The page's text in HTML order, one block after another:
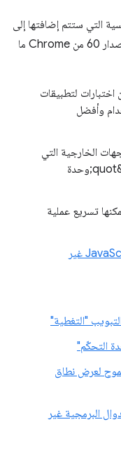
التي ستتم إضافتها إلى
&quot;أدوات مطوّري البرامج&quot; في الإصدار 60 من Chrome ما
لتطبيقات
وأفضل
الخارجية التي
تُرسِل طلبات إلى الشبكة، وتسجّل في &quot;وحدة
تسريع عملية
تصحيح الأخطاء بشكل متوقّع في JavaScript غير
"التغطية"
التحكّم"
لعرض نطاق
البرمجية غير